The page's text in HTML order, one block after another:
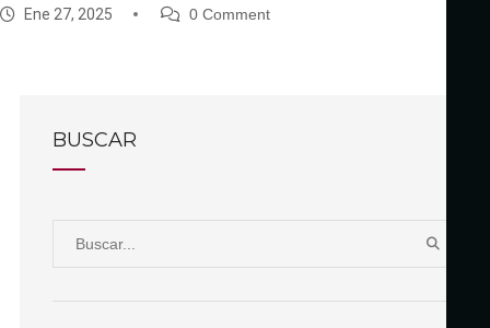
Ene 27, 2025 0 Comment
BUSCAR
B